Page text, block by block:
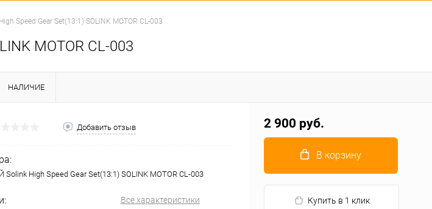
Speed Gear Set(13:1) SOLINK MOTOR CL-003
MOTOR CL-003
НАЛИЧИЕ
Добавить отзыв
High Speed Gear Set(13:1) SOLINK MOTOR CL-003
Все характеристики
2 900 руб.
В корзину
Купить в 1 клик